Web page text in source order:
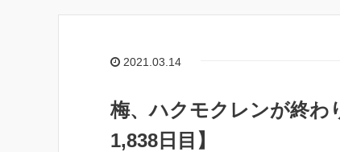
2021.03.14
梅、ハクモクレンが終わ
1,838日目】